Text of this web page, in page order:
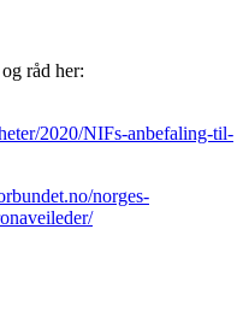
råd her:
2020/NIFs-anbefaling-til-
norges-